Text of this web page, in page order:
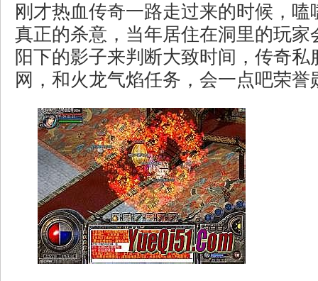
刚才热血传奇一路走过来的时候，嗑
真正的杀意，当年居住在洞里的玩家
阳下的影子来判断大致时间，传奇私
网，和火龙气焰任务，会一点吧荣誉